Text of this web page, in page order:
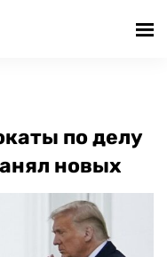
по делу
новых